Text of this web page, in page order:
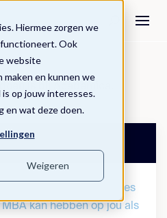
Hiermee zorgen we
Ook
website
en kunnen we
op jouw interesses.
en wat deze doen.
Weigeren
programma, de modules
kan hebben op jou als